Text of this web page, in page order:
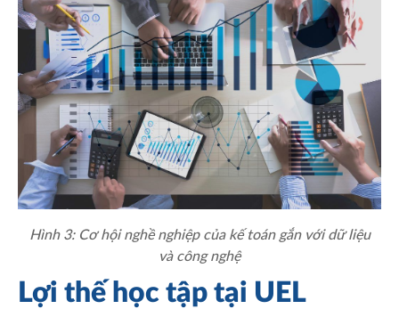
Hình 3: Cơ hội nghề nghiệp của kế toán gắn với dữ liệu
và công nghệ
Lợi thế học tập tại UEL